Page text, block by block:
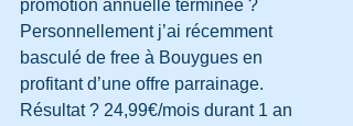
promotion annuelle terminée ?
Personnellement j’ai récemment
basculé de free à Bouygues en
profitant d’une offre parrainage.
Résultat ? 24,99€/mois durant 1 an